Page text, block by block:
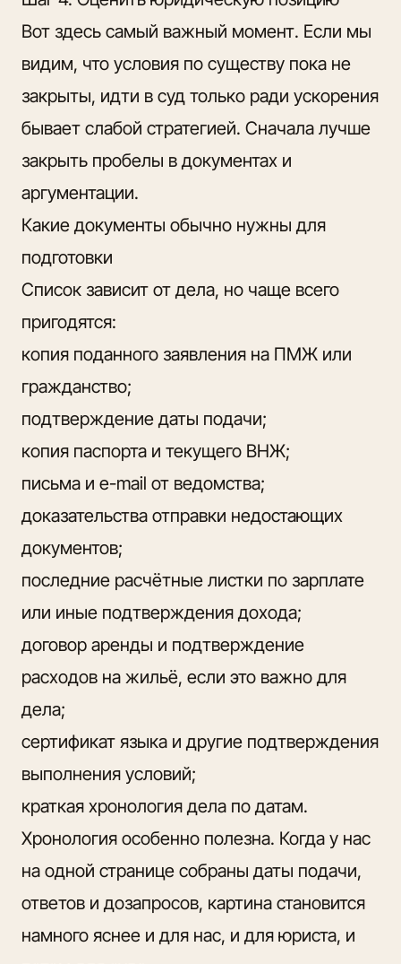
Вот здесь самый важный момент. Если мы
видим, что условия по существу пока не
закрыты, идти в суд только ради ускорения
бывает слабой стратегией. Сначала лучше
закрыть пробелы в документах и
аргументации.
Какие документы обычно нужны для
подготовки
Список зависит от дела, но чаще всего
пригодятся:
копия поданного заявления на ПМЖ или
гражданство;
подтверждение даты подачи;
копия паспорта и текущего ВНЖ;
письма и e-mail от ведомства;
доказательства отправки недостающих
документов;
последние расчётные листки по зарплате
или иные подтверждения дохода;
договор аренды и подтверждение
расходов на жильё, если это важно для
дела;
сертификат языка и другие подтверждения
выполнения условий;
краткая хронология дела по датам.
Хронология особенно полезна. Когда у нас
на одной странице собраны даты подачи,
ответов и дозапросов, картина становится
намного яснее и для нас, и для юриста, и